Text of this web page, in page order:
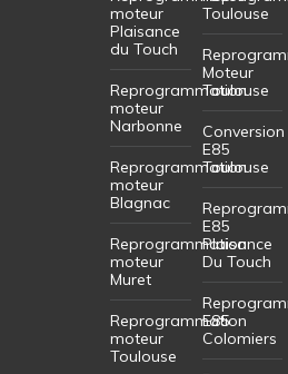
moteur
Plaisance
du Touch
Reprogrammation
moteur
Narbonne
Reprogrammation
moteur
Blagnac
Reprogrammation
moteur
Muret
Reprogrammation
moteur
Toulouse
Toulouse
Moteur
Toulouse
Conversion
E85
Toulouse
E85
Plaisance
Du Touch
E85
Colomiers